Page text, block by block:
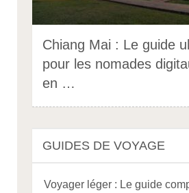
Chiang Mai : Le guide
pour les nomades
en …
GUIDES DE VOYAGE
Voyager léger : Le guide